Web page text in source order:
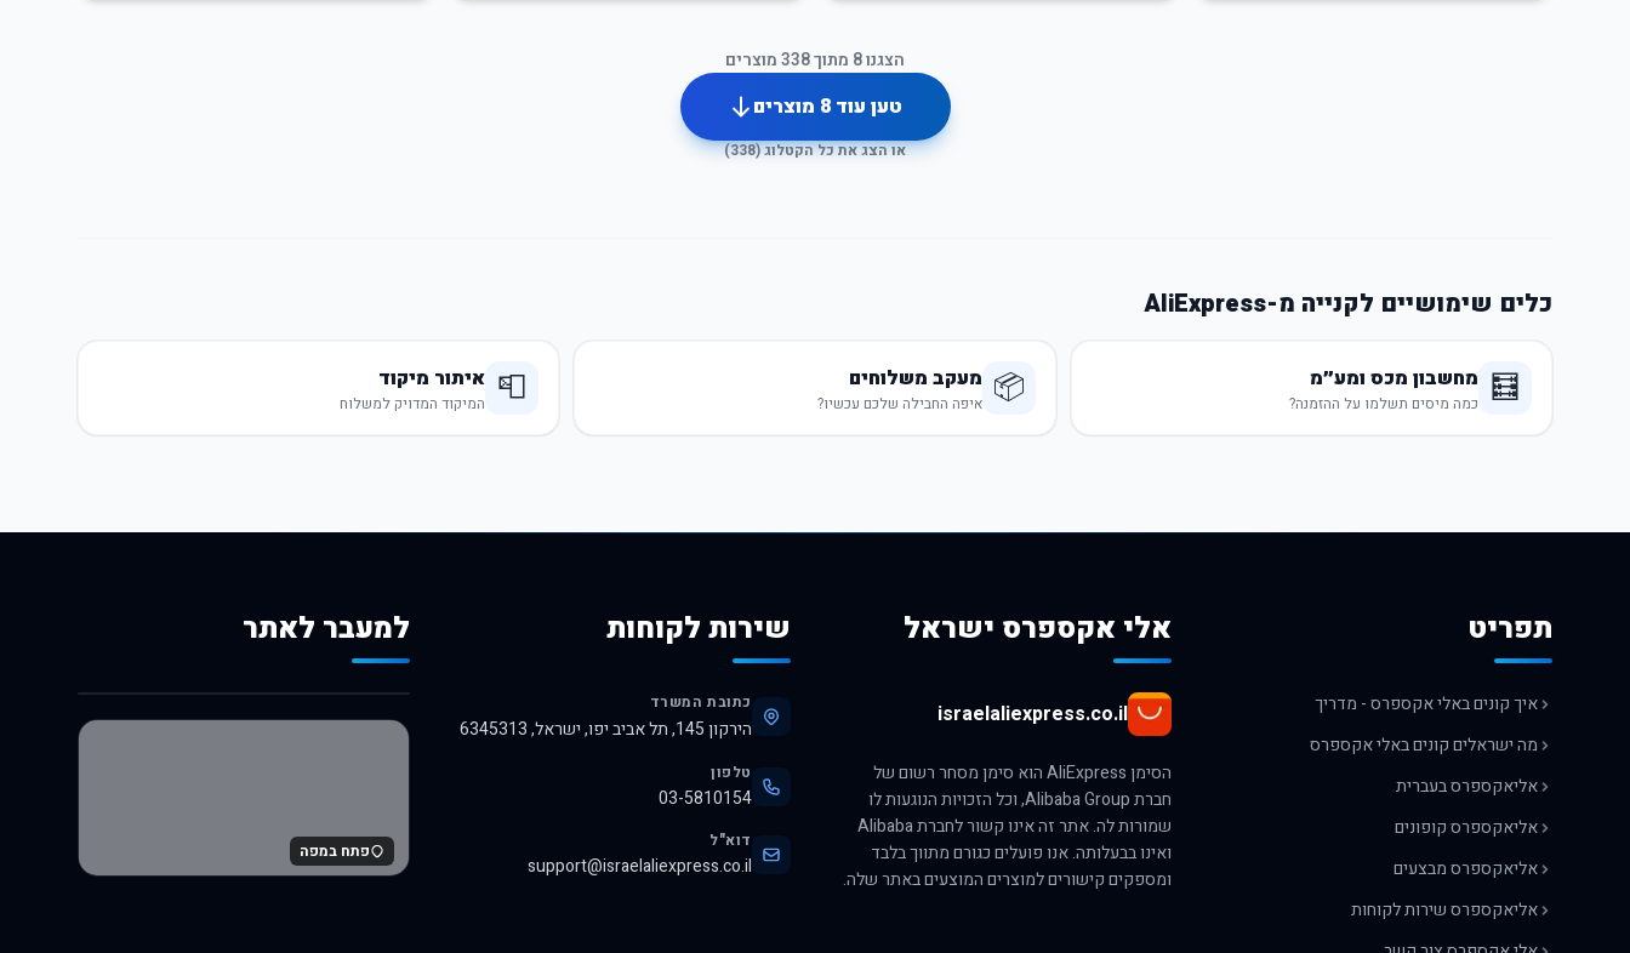
הצגנו8 מתוך338מוצרים
טען עוד8 מוצרים
או הצג את כל הקטלוג (338
)
כלים שימושיים לקנייה מ-AliExpress
🧮 מחשבון מכס ומע״מ
כמה מיסים תשלמו על ההזמנה? 📦 מעקב משלוחים
איפה החבילה שלכם עכשיו? 📮 איתור מיקוד
המיקוד המדויק למשלוח
תפריט
איך קונים באלי אקספרס - מדריך
מה ישראלים קונים באלי אקספרס
אליאקספרס בעברית
אליאקספרס קופונים
אליאקספרס מבצעים
אליאקספרס שירות לקוחות
אלי אקספרס ישראל
israelaliexpress.co.il
הסימן AliExpress הוא סימן מסחר רשום של
חברת Alibaba Group, וכל הזכויות הנוגעות לו
שמורות לה. אתר זה אינו קשור לחברת Alibaba
ואינו בבעלותה. אנו פועלים כגורם מתווך בלבד
ומספקים קישורים למוצרים המוצעים באתר שלה.
שירות לקוחות
כתובת המשרד
הירקון 145, תל אביב יפו, ישראל, 6345313
טלפון
03-5810154
דוא"ל
support@israelaliexpress.co.il
למעבר לאתר
לרכישה באלי אקספרס
פתח במפה